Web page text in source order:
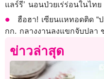
แลร์รี’ นอนป่วยเร่ร่อนในไทย
ฮือฮา! เซียนแหทอดติด “
กก. กลางงานลงแขกจับปลา
ข่าวล่าสุด